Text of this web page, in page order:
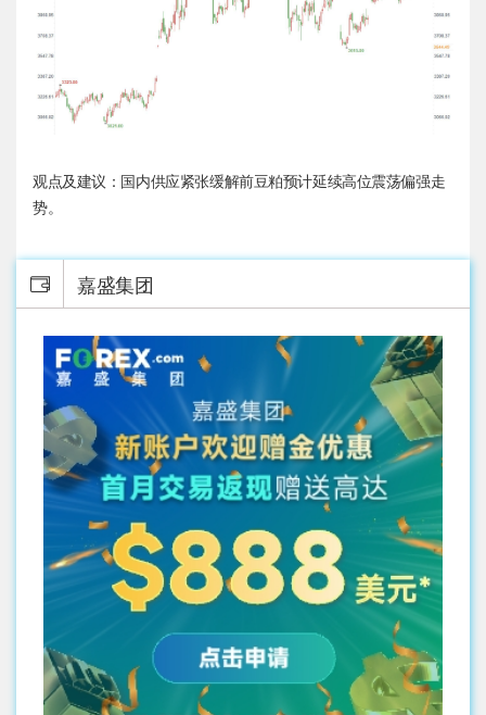
观点及建议：国内供应紧张缓解前豆粕预计延续高位震荡偏强走
势。
嘉盛集团